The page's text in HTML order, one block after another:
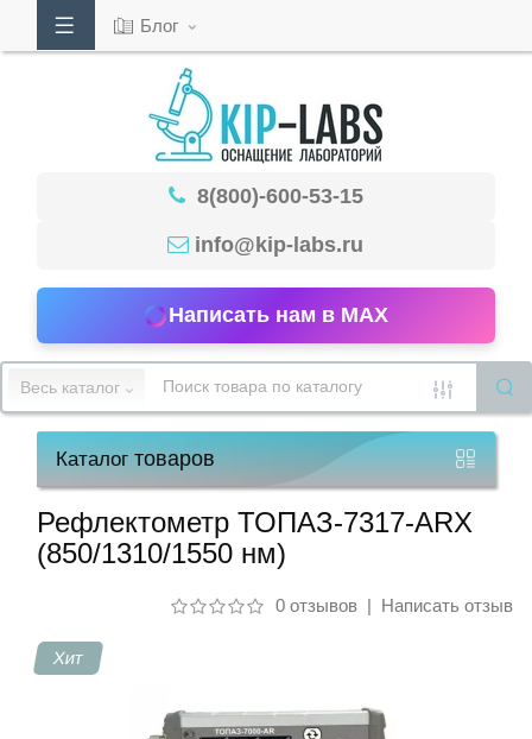
53-
15
работы
Блог
8(800)-600-53-15
info@kip-labs.ru
Написать нам в MAX
Весь каталог
Каталогтоваров
Рефлектометр ТОПАЗ-7317-ARX
(850/1310/1550 нм)
0 отзывов| Написать отзыв
Хит